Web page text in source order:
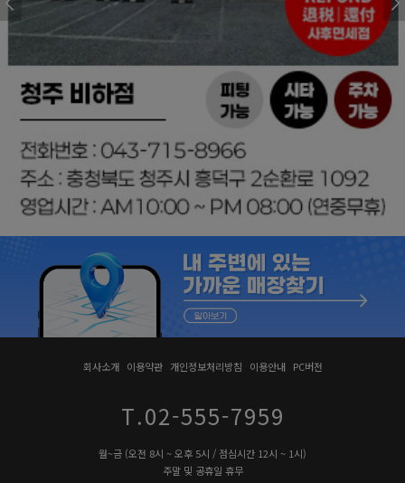
회사소개 이용약관 개인정보처리방침 이용안내 PC버전
T.02-555-7959
월~금 (오전 8시 ~ 오후 5시 / 점심시간 12시 ~ 1시)
주말 및 공휴일 휴무